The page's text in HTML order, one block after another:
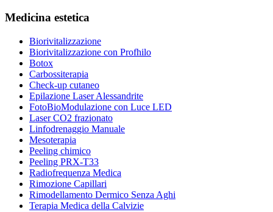
Medicina estetica
Biorivitalizzazione
Biorivitalizzazione con Profhilo
Botox
Carbossiterapia
Check-up cutaneo
Epilazione Laser Alessandrite
FotoBioModulazione con Luce LED
Laser CO2 frazionato
Linfodrenaggio Manuale
Mesoterapia
Peeling chimico
Peeling PRX-T33
Radiofrequenza Medica
Rimozione Capillari
Rimodellamento Dermico Senza Aghi
Terapia Medica della Calvizie